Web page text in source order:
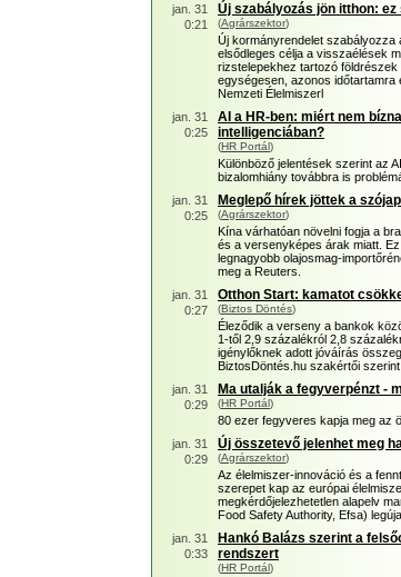
jan. 31
0:21
Új szabályozás jön itthon:
(Agrárszektor)
Új kormányrendelet szabályozza
elsődleges célja a visszaélések
rizstelepekhez tartozó
egységesen, azonos időtartamra
Nemzeti Élelmiszerl
jan. 31
0:25
AI a HR-ben: miért nem
intelligenciában?
(HR Portál)
Különböző jelentések szerint az
bizalomhiány továbbra is
jan. 31
0:25
Meglepő hírek jöttek a
(Agrárszektor)
Kína várhatóan növelni fogja a
és a versenyképes árak miatt.
legnagyobb olajosmag-
meg a Reuters.
jan. 31
0:27
Otthon Start: kamatot
(Biztos Döntés)
Éleződik a verseny a bankok
1-től 2,9 százalékról 2,8
igénylőknek adott jóváírás
BiztosDöntés.hu szakértői
jan. 31
0:29
Ma utalják a fegyverpénzt -
(HR Portál)
80 ezer fegyveres kapja meg az
jan. 31
0:29
Új összetevő jelenhet meg
(Agrárszektor)
Az élelmiszer-innováció és a
szerepet kap az európai
megkérdőjelezhetetlen alapelv
Food Safety Authority, Efsa)
jan. 31
0:33
Hankó Balázs szerint a
rendszert
(HR Portál)